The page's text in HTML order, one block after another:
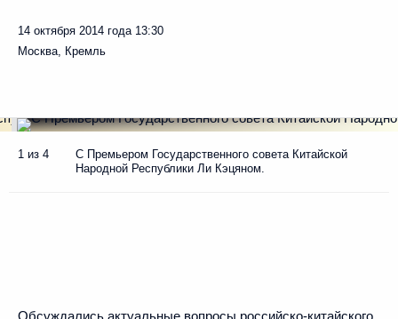
14 октября 2014 года 13:30
Москва, Кремль
1 из 4
С Премьером Государственного совета Китайской
Народной Республики Ли Кэцяном.
Обсуждались актуальные вопросы российско-китайского